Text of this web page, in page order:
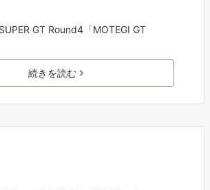
GT Round4「MOTEGI GT
続きを読む